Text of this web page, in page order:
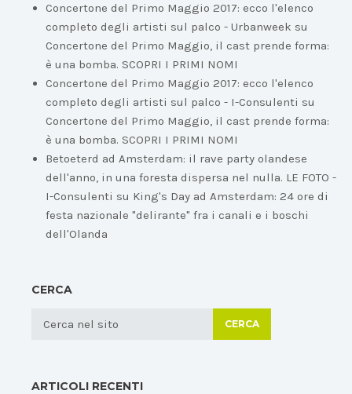
Concertone del Primo Maggio 2017: ecco l'elenco
completo degli artisti sul palco - Urbanweek su
Concertone del Primo Maggio, il cast prende forma:
è una bomba. SCOPRI I PRIMI NOMI
Concertone del Primo Maggio 2017: ecco l'elenco
completo degli artisti sul palco - I-Consulenti su
Concertone del Primo Maggio, il cast prende forma:
è una bomba. SCOPRI I PRIMI NOMI
Betoeterd ad Amsterdam: il rave party olandese
dell'anno, in una foresta dispersa nel nulla. LE FOTO -
I-Consulenti su King's Day ad Amsterdam: 24 ore di
festa nazionale "delirante" fra i canali e i boschi
dell'Olanda
CERCA
CERCA
ARTICOLI RECENTI